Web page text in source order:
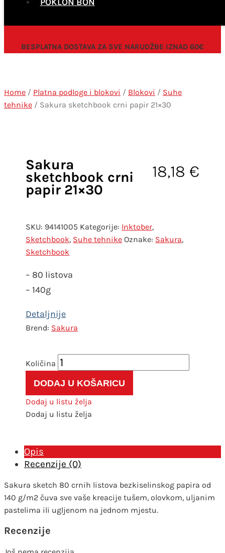
BESPLATNA DOSTAVA ZA SVE NARUDŽBE IZNAD 60€
Home / Platna podloge i blokovi / Blokovi / Suhe
tehnike / Sakura sketchbook crni papir 21×30
Sakura
sketchbook crni
papir 21×30
18,18 €
SKU: 94141005 Kategorije: Inktober,
Sketchbook, Suhe tehnike Oznake: Sakura,
Sketchbook
– 80 listova
– 140g
Sakura
Sakura
sketchbook
crni
papir
21x30
količina
DODAJ U KOŠARICU
Dodaj u listu želja
Dodaj u listu želja
Opis
Recenzije (0)
Sakura sketch 80 crnih listova bezkiselinskog papira od
140 g/m2 čuva sve vaše kreacije tušem, olovkom, uljanim
pastelima ili ugljenom na jednom mjestu.
Recenzije